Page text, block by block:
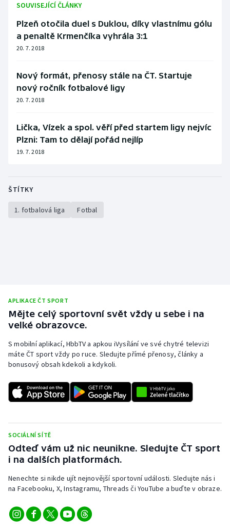
Rychlostní kanoistika
Short track
Stolní tenis
Triatlon
Veslování
Vodní slalom
SOUVISEJÍCÍ ČLÁNKY
Plzeň otočila duel s Duklou, díky vlastnímu gólu
a penaltě Krmenčíka vyhrála 3:1
20. 7. 2018
Nový formát, přenosy stále na ČT. Startuje
nový ročník fotbalové ligy
20. 7. 2018
Lička, Vízek a spol. věří před startem ligy nejvíc
Plzni: Tam to dělají pořád nejlíp
19. 7. 2018
ŠTÍTKY
1. fotbalová liga Fotbal
APLIKACE ČT SPORT
Mějte celý sportovní svět vždy u sebe i na
velké obrazovce.
S mobilní aplikací, HbbTV a apkou iVysílání ve své chytré televizi
máte ČT sport vždy po ruce. Sledujte přímé přenosy, články a
bonusový obsah kdekoli a kdykoli.
SOCIÁLNÍ SÍTĚ
Odteď vám už nic neunikne. Sledujte ČT sport
i na dalších platformách.
Nenechte si nikde ujít nejnovější sportovní události. Sledujte nás i
na Facebooku, X, Instagramu, Threads či YouTube a buďte v obraze.